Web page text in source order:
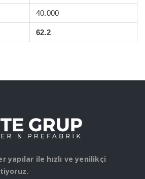
40.000
62.2
yapılar ile hızlı ve yenilikçi